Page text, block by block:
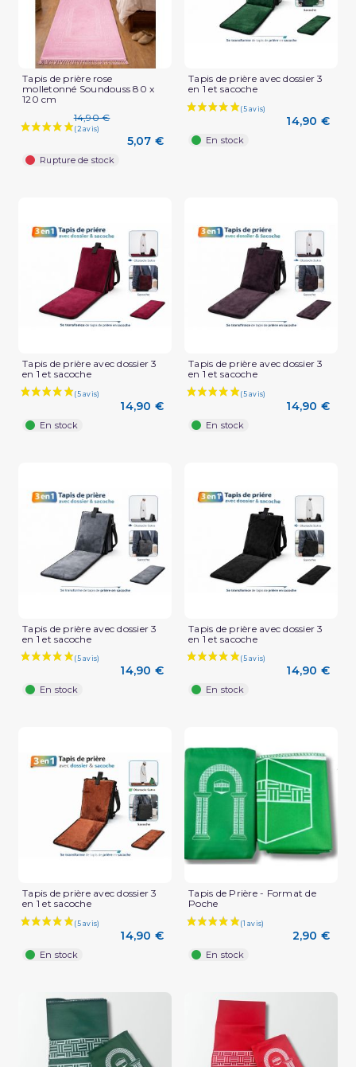
(1 avis)
(1 avis)
Tapis de prière rose
molletonné Soundouss 80 x
120 cm
14,90 €
5,07 €
Rupture de stock
Tapis de prière avec dossier 3
en 1 et sacoche
14,90 €
En stock
Tapis de prière avec dossier 3
en 1 et sacoche
14,90 €
En stock
Tapis de prière avec dossier 3
en 1 et sacoche
14,90 €
En stock
Tapis de prière avec dossier 3
en 1 et sacoche
14,90 €
En stock
Tapis de prière avec dossier 3
en 1 et sacoche
14,90 €
En stock
Tapis de prière avec dossier 3
en 1 et sacoche
14,90 €
En stock
Tapis de Prière - Format de
Poche
2,90 €
En stock